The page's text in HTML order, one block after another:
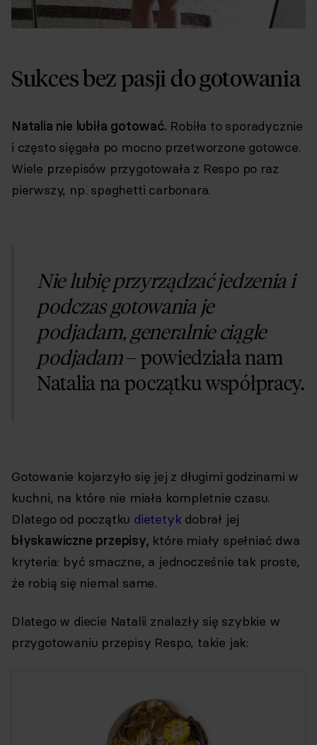
Sukces bez pasji do gotowania
Natalia nie lubiła gotować. Robiła to sporadycznie
i często sięgała po mocno przetworzone gotowce.
Wiele przepisów przygotowała z Respo po raz
pierwszy, np. spaghetti carbonara.
Nie lubię przyrządzać jedzenia i
podczas gotowania je
podjadam, generalnie ciągle
podjadam– powiedziała nam
Natalia na początku współpracy.
Gotowanie kojarzyło się jej z długimi godzinami w
kuchni, na które nie miała kompletnie czasu.
Dlatego od początku dietetyk dobrał jej
błyskawiczne przepisy, które miały spełniać dwa
kryteria: być smaczne, a jednocześnie tak proste,
że robią się niemal same.
Dlatego w diecie Natalii znalazły się szybkie w
przygotowaniu przepisy Respo, takie jak: